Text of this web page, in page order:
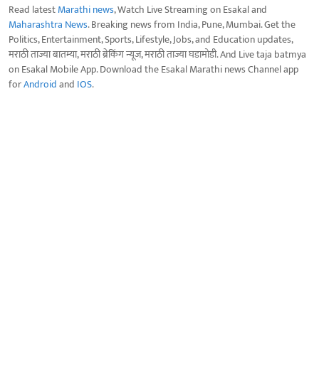
Read latestMarathi news, Watch Live Streaming on Esakal and
Maharashtra News. Breaking news from India, Pune, Mumbai. Get the
Politics, Entertainment, Sports, Lifestyle, Jobs, and Education updates,
मराठी ताज्या बातम्या, मराठी ब्रेकिंग न्यूज, मराठी ताज्या घडामोडी. And Live taja batmya
on Esakal Mobile App. Download the Esakal Marathi news Channel app
forAndroidand IOS.